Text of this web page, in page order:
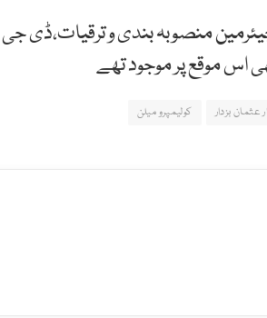
منصوبہ بندی و ترقیات،ڈی جی
اس موقع پر موجود تھے
عثمان بزدار کولیمپرو میلن